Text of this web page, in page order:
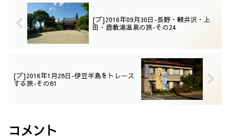
[ブ]2016年09月30日-長野・軽井沢・上
田・鹿教湯温泉の旅-その24
[ブ]2016年1月28日-伊豆半島をトレース
する旅-その81
コメント